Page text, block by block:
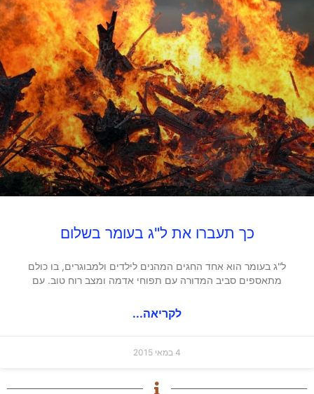
כך תעברו את ל"ג בעומר בשלום
ל"ג בעומר הוא אחד החגים המהנים לילדים ולמבוגרים, בו כולם
מתאספים סביב המדורה עם תפוחי אדמה ומצב רוח טוב. עם
לקריאה...
4 במאי 2015